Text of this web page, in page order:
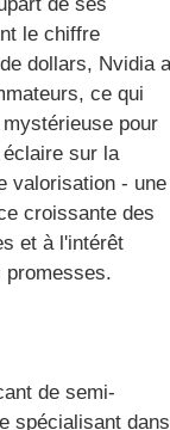
le chiffre
dollars, Nvidia a
ce qui
pour
sur la
valorisation - une
croissante des
et à l'intérêt
promesses.
de semi-
spécialisant dans